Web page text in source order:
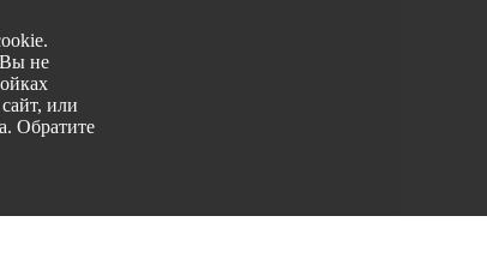
Вы не
или
Обратите